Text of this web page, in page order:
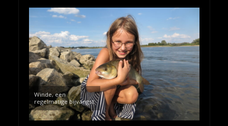
Winde, een
regelmatige bijvangst